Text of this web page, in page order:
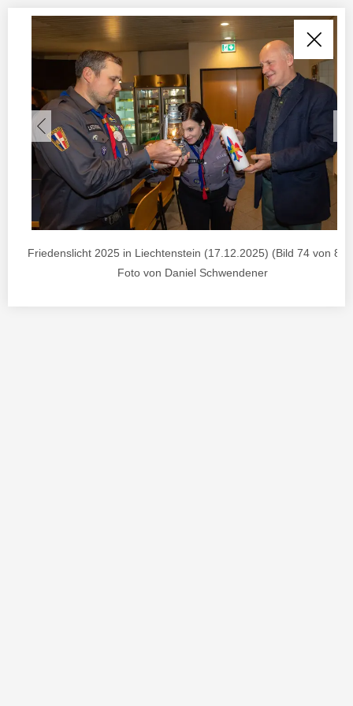
Friedenslicht 2025 in Liechtenstein (17.12.2025) (Bild 74 von 85)
Foto von Daniel Schwendener